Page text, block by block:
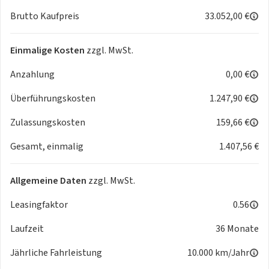
- Aufmerksamkeitsassistent
- Ausparkassistent
- LED-Scheinwerfer
- Abbiegelicht
- LED-Tagfahrlicht
- Automatisch abblendender Innenspiegel
- Dynamische Leuchtweitenregulierung
- Ambientebeleuchtung mehrfarbig
Audio & Kommunikation
- Radio
- Digitaler Radioempfang DAB
Brutto Kaufpreis 33.052,00 €
Einmalige Kosten zzgl. MwSt.
Anzahlung
0,00 €
Überführungskosten
1.247,90 €
Zulassungskosten
159,66 €
Gesamt, einmalig
1.407,56 €
Allgemeine Daten zzgl. MwSt.
Leasingfaktor
0.56
Laufzeit
36 Monate
Jährliche Fahrleistung
10.000 km/Jahr